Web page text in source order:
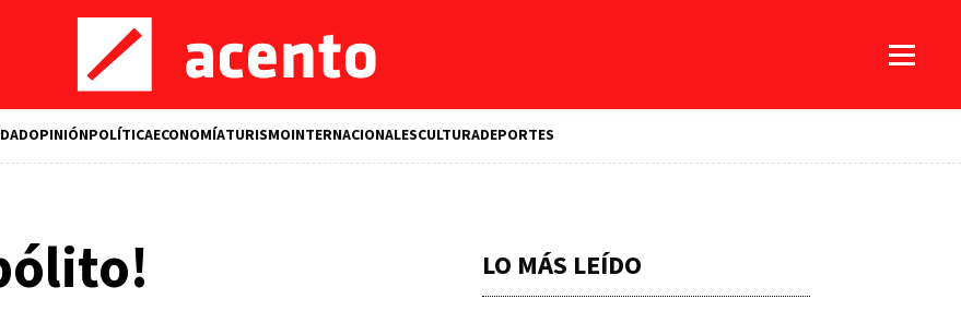
OPINIÓNPOLÍTICAECONOMÍATURISMOINTERNACIONALESCULTURADEPORTES
LO MÁS LEÍDO